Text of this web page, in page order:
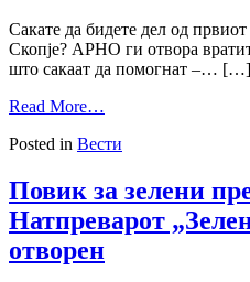
Сакате да бидете дел од
Скопје? АРНО ги отвора
што сакаат да помогнат –… […]
Read More…
Posted in Вести
Повик за зелени
Натпреварот
отворен